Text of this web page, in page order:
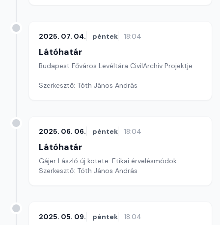
2025. 07. 04. péntek 18:04
Látóhatár
Budapest Főváros Levéltára CivilArchiv Projektje
Szerkesztő: Tóth János András
2025. 06. 06. péntek 18:04
Látóhatár
Gájer László új kötete: Etikai érvelésmódok
Szerkesztő: Tóth János András
2025. 05. 09. péntek 18:04